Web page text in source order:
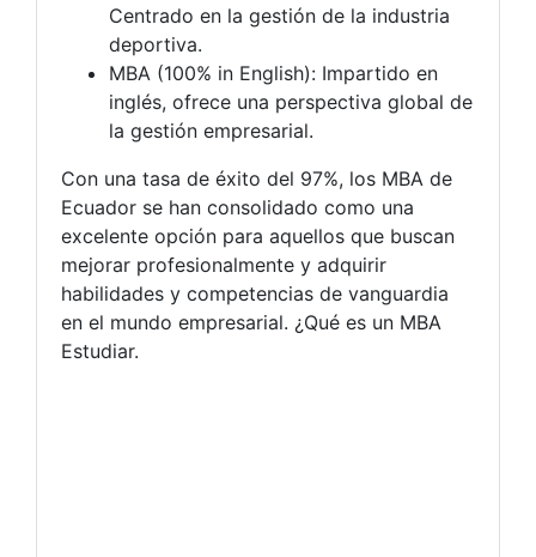
Centrado en la gestión de la industria
deportiva.
MBA (100% in English): Impartido en
inglés, ofrece una perspectiva global de
la gestión empresarial.
Con una tasa de éxito del 97%, los MBA de
Ecuador se han consolidado como una
excelente opción para aquellos que buscan
mejorar profesionalmente y adquirir
habilidades y competencias de vanguardia
en el mundo empresarial. ¿Qué es un MBA
Estudiar.